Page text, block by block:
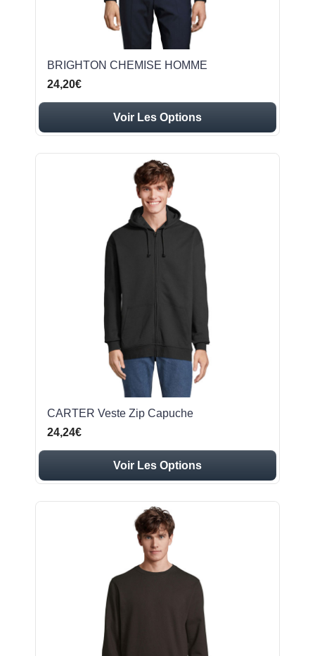
BRIGHTON CHEMISE HOMME
24,20€
Voir Les Options
CARTER Veste Zip Capuche
24,24€
Voir Les Options